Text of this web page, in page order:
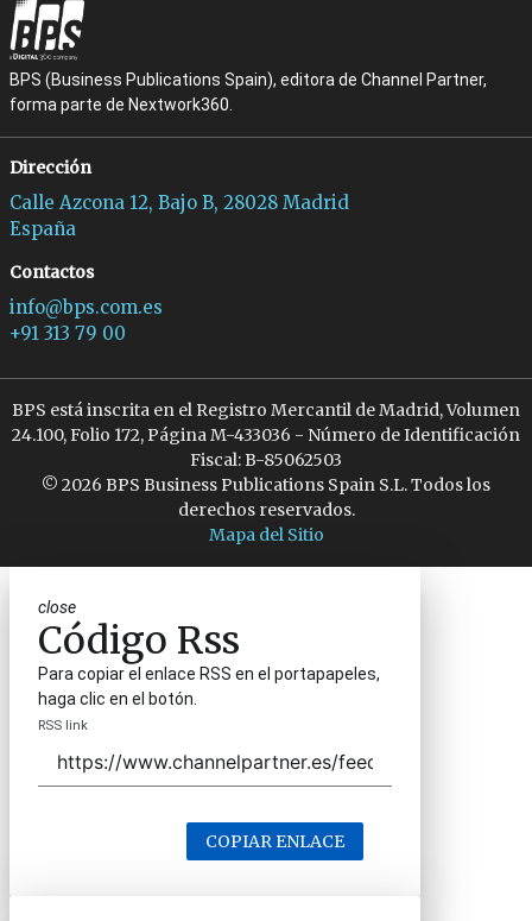
BPS (Business Publications Spain), editora de Channel Partner,
forma parte de Nextwork360.
Dirección
Calle Azcona 12, Bajo B, 28028 Madrid
España
Contactos
info@bps.com.es
+91 313 79 00
BPS está inscrita en el Registro Mercantil de Madrid, Volumen
24.100, Folio 172, Página M-433036 - Número de Identificación
Fiscal: B-85062503
© 2026 BPS Business Publications Spain S.L. Todos los
derechos reservados.
Mapa del Sitio
close
Código Rss
Para copiar el enlace RSS en el portapapeles,
haga clic en el botón.
RSS link
COPIAR ENLACE